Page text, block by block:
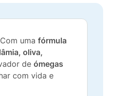
uma fórmula
oliva,
de ómegas
com vida e